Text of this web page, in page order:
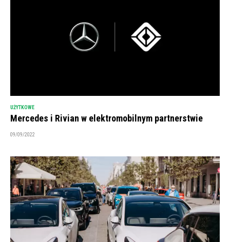
UŻYTKOWE
Mercedes i Rivian w elektromobilnym partnerstwie
09/09/2022